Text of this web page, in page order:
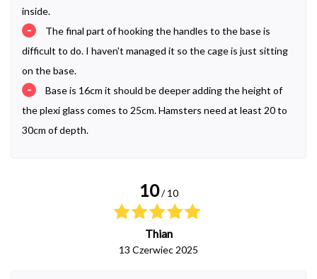
inside.
-
The final part of hooking the handles to the base is
difficult to do. I haven't managed it so the cage is just sitting
on the base.
-
Base is 16cm it should be deeper adding the height of
the plexi glass comes to 25cm. Hamsters need at least 20 to
30cm of depth.
10 / 10
Thian
13 Czerwiec 2025